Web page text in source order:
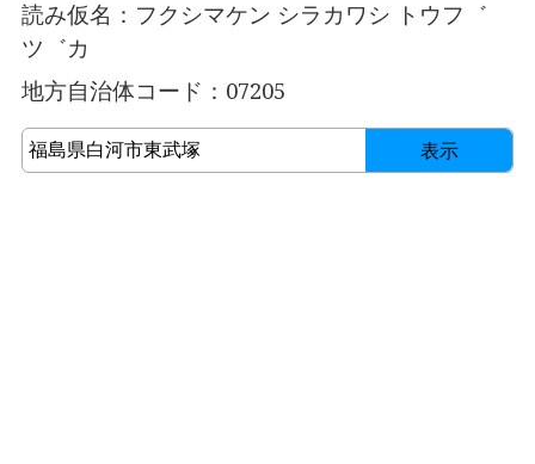
読み仮名：フクシマケン シラカワシ トウフ゛
ツ゛カ
地方自治体コード：07205
表示